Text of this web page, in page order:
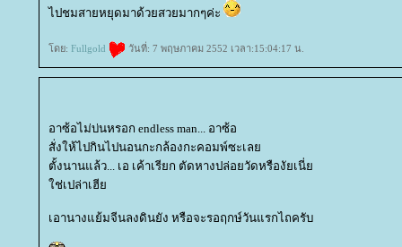
ไปชมสายหยุดมาด้วยสวยมากๆค่ะ
ดย: Fullgold วันที่: 7 พฤษภาคม 2552 เวลา:15:04:17 น.
อาซ้อไม่บ่นหรอก endless man... อาซ้อ
สั่งให้ไปกินไปนอนกะกล้องกะคอมพ์ซะเล
ตั้งนานแล้ว... เอ เค้าเรียก ตัดหางปล่อยวัดหรืองัยเนี่
ช่เปล่าเฮี
เอานางแย้มจีนลงดินยัง หรือจะรอฤกษ์วันแรกไถครับ